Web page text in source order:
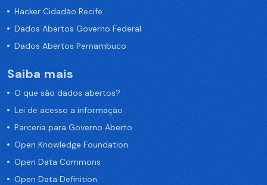
Hacker Cidadão Recife
Dados Abertos Governo Federal
Dados Abertos Pernambuco
Saiba mais
O que são dados abertos?
Lei de acesso a informação
Parceria para Governo Aberto
Open Knowledge Foundation
Open Data Commons
Open Data Definition